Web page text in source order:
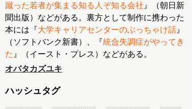
蹴った若者が集まる知る人ぞ知る会社 』（朝日新
聞出版）などがある。裏方として制作に携わった
本には『大学キャリアセンターのぶっちゃけ話 』
（ソフトバンク新書）、『統合失調症がやってき
た 』（イースト・プレス）などがある。
オバタカズユキ
ハッシュタグ